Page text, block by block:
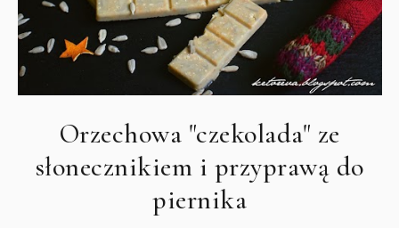
Orzechowa "czekolada" ze
słonecznikiem i przyprawą do
piernika